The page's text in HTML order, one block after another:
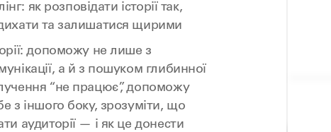
як розповідати історії так,
та залишатися щирими
допоможу не лише з
а й з пошуком глибинної
“не працює”, допоможу
з іншого боку, зрозуміти, що
аудиторії — і як це донести